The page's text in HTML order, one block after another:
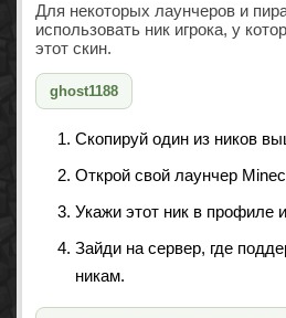
Для некоторых лаунчеров и
использовать ник игрока, у
этот скин.
ghost1188
Скопируй один из ников
Открой свой лаунчер
Укажи этот ник в профиле
Зайди на сервер, где
никам.